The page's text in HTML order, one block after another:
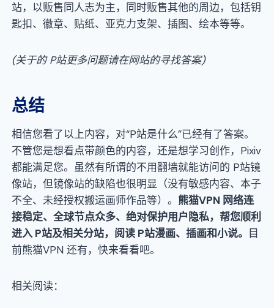
站，以贩售同人志为主，同时贩售其他的周边，包括钥
匙扣、徽章、贴纸、亚克力支架、插图、绘本等等。
(关于的 P站更多问题请在网站的寻找答案)
总结
相信您看了以上内容，对“P站是什么”已经有了答案。
不管您是想看点带颜色的内容，还是想学习创作，Pixiv
都能满足您。虽然有所谓的不用翻墙就能访问的 P站镜
像站，但镜像站的缺陷也很明显（没有敏感内容、本子
不全、未经授权搬运画师作品等）。 熊猫VPN 网络连
接稳定、全球节点众多、绝对保护用户隐私，帮您顺利
进入 P站及相关分站， 阅读 P站漫画、插画和小说。
目
前熊猫VPN 还有，快来看看吧。
相关阅读：